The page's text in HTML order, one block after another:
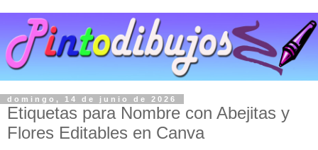
domingo, 14 de junio de 2026
Etiquetas para Nombre con Abejitas y
Flores Editables en Canva